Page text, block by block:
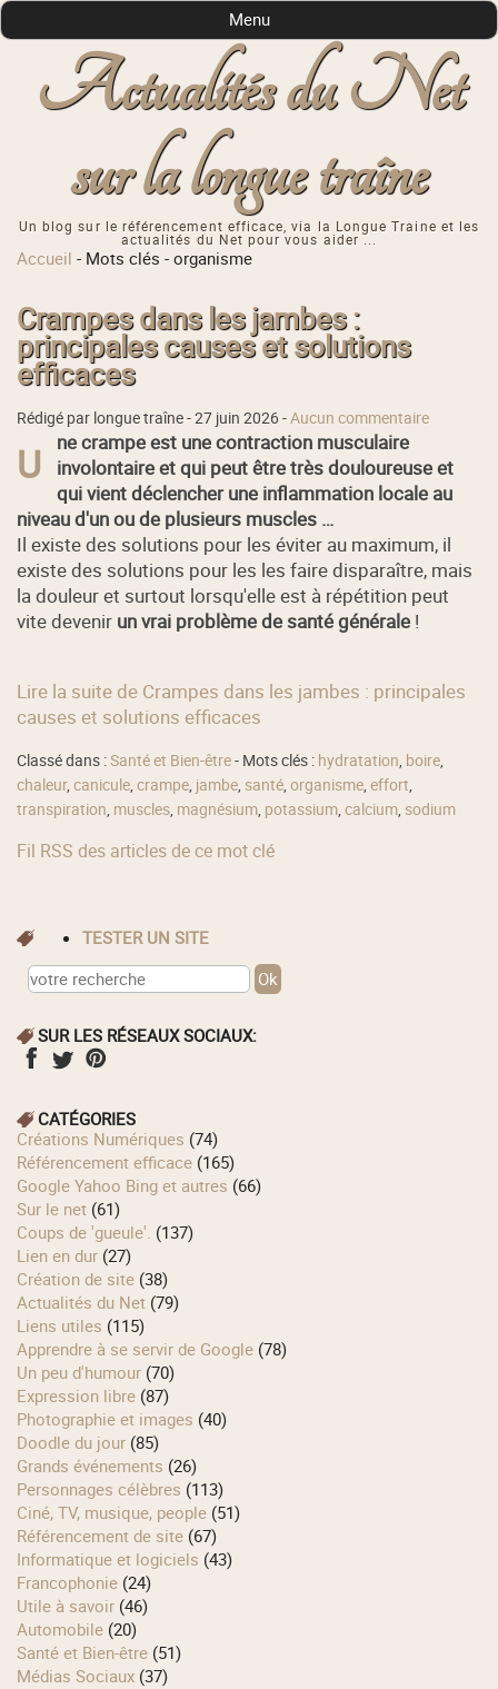
Actualités du Net
sur la longue traîne
Un blog sur le référencement efficace, via la Longue Traine et les
actualités du Net pour vous aider ...
Menu
Accueil - Mots clés -organisme
Crampes dans les jambes :
principales causes et solutions
efficaces
Rédigé par longue traîne -27 juin 2026-Aucun commentaire
U
ne crampe est une contraction musculaire
involontaire et qui peut être très douloureuse et
qui vient déclencher une inflammation locale au
niveau d'un ou de plusieurs muscles …
Il existe des solutions pour les éviter au maximum, il
existe des solutions pour les les faire disparaître, mais
la douleur et surtout lorsqu'elle est à répétition peut
vite devenir un vrai problème de santé générale !
Lire la suite de Crampes dans les jambes : principales
causes et solutions efficaces
Classé dans :Santé et Bien-être- Mots clés : hydratation, boire,
chaleur,canicule,crampe, jambe, santé,organisme,effort,
transpiration, muscles, magnésium, potassium,calcium, sodium
Fil RSS des articles de ce mot clé
TESTER UN SITE
SUR LES RÉSEAUX SOCIAUX:
CATÉGORIES
Créations Numériques (74)
Référencement efficace (165)
Google Yahoo Bing et autres (66)
Sur le net (61)
Coups de 'gueule'. (137)
Lien en dur (27)
Création de site (38)
Actualités du Net (79)
Liens utiles (115)
Apprendre à se servir de Google (78)
Un peu d'humour (70)
Expression libre (87)
Photographie et images (40)
Doodle du jour (85)
Grands événements (26)
Personnages célèbres (113)
Ciné, TV, musique, people (51)
Référencement de site (67)
Informatique et logiciels (43)
Francophonie (24)
Utile à savoir (46)
Automobile (20)
Santé et Bien-être (51)
Médias Sociaux (37)